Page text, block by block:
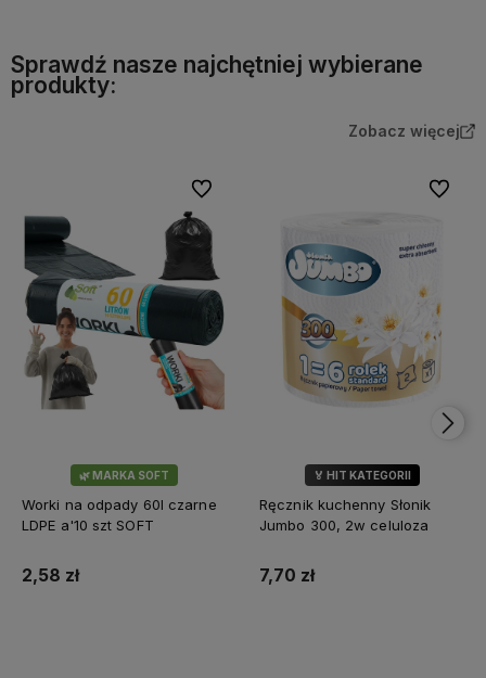
Sprawdź nasze najchętniej wybierane
produkty:
Zobacz więcej
🌿 MARKA SOFT
Worki na odpady 60l czarne
LDPE a'10 szt SOFT
2,58 zł
Do ulubionych
🏅 HIT KATEGORII
💎 WYBÓR KLIENTÓW
Ręcznik kuchenny Słonik
Jumbo 300, 2w celuloza
7,70 zł
Do